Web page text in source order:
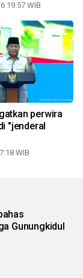
19:57 WIB
perwira
"jenderal
WIB
Gunungkidul